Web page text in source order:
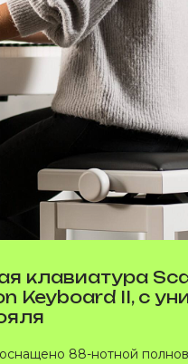
клавиатура
Keyboard II, с
88-нотной